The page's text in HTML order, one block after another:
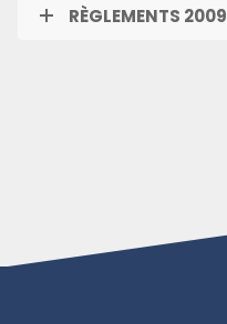
RÈGLEMENTS 2009